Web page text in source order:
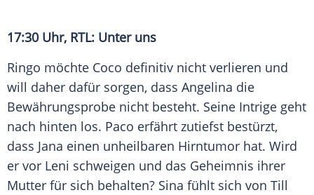
17:30 Uhr, RTL: Unter uns
Ringo möchte Coco definitiv nicht verlieren und
will daher dafür sorgen, dass Angelina die
Bewährungsprobe nicht besteht. Seine Intrige geht
nach hinten los. Paco erfährt zutiefst bestürzt,
dass Jana einen unheilbaren Hirntumor hat. Wird
er vor Leni schweigen und das Geheimnis ihrer
Mutter für sich behalten? Sina fühlt sich von Till